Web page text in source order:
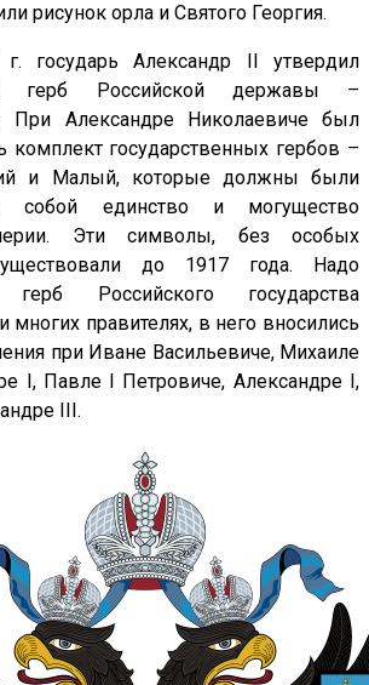
рисунок орла и Святого Георгия.
государь Александр II утвердил
герб Российской державы –
При Александре Николаевиче был
комплект государственных гербов –
и Малый, которые должны были
собой единство и могущество
Эти символы, без особых
до 1917 года. Надо
Российского государства
многих правителях, в него вносились
при Иване Васильевиче, Михаиле
I, Павле I Петровиче, Александре I,
III.